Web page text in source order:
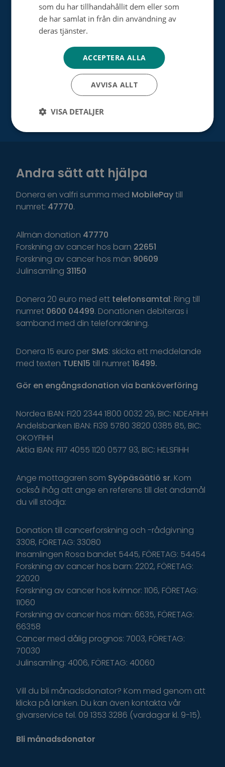
Minnesgåva
Minnesinsamling
Dagsverkesinsamling
Testamentsdonation
Bli vår samarbetspartner
Andra sätt att hjälpa
Donera en valfri summa med MobilePaytill
numret: 47770.
Allmän donation 47770
Forskning av cancer hos barn 22651
Forskning av cancer hos män 90609
Julinsamling 31150
Donera 20 euro med ett telefonsamtal: Ring till
numret 0600 04499. Donationen debiteras i
samband med din telefonräkning.
Donera 15 euro per SMS: skicka ett meddelande
med texten TUEN15 till numret16499.
Gör en engångsdonation via banköverföring
Nordea IBAN: FI20 2344 1800 0032 29, BIC: NDEAFIHH
Andelsbanken IBAN: FI39 5780 3820 0385 85, BIC:
OKOYFIHH
Aktia IBAN: FI17 4055 1120 0577 93, BIC: HELSFIHH
Ange mottagaren som Syöpäsäätiö sr. Kom
också ihåg att ange en referens till det ändamål
du vill stödja:
Donation till cancerforskning och -rådgivning
3308, FÖRETAG: 33080
Insamlingen Rosa bandet 5445, FÖRETAG: 54454
Forskning av cancer hos barn: 2202, FÖRETAG:
22020
Forskning av cancer hos kvinnor: 1106, FÖRETAG:
11060
Forskning av cancer hos män: 6635, FÖRETAG:
66358
Cancer med dålig prognos: 7003, FÖRETAG:
70030
Julinsamling: 4006, FÖRETAG: 40060
Vill du bli månadsdonator? Kom med genom att
klicka på länken. Du kan även kontakta vår
givarservice tel. 09 1353 3286 (vardagar kl. 9-15).
Bli månadsdonator
som du har tillhandahållit dem eller som
de har samlat in från din användning av
deras tjänster.
ACCEPTERA ALLA
AVVISA ALLT
VISA DETALJER